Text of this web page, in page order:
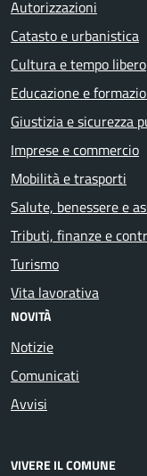
Autorizzazioni
Catasto e urbanistica
Cultura e tempo libero
Educazione e
Giustizia e sicurezza
Imprese e commercio
Mobilità e trasporti
Salute, benessere e
Tributi, finanze e
Turismo
Vita lavorativa
NOVITÀ
Notizie
Comunicati
Avvisi
VIVERE IL COMUNE